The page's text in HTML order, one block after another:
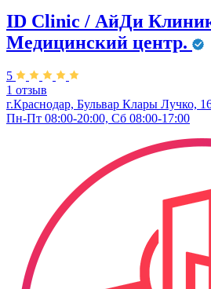
ID Clinic / АйДи
Медицинский центр.
5
1 отзыв
г.Краснодар, Бульвар ​Клары Лучко,
Пн-Пт 08:00-20:00, Сб 08:00-17:00